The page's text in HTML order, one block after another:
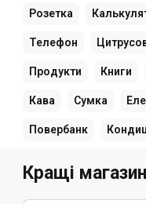
Розетка
Телефон
Продукти Книги
Кава Сумка
Повербанк
Кращі